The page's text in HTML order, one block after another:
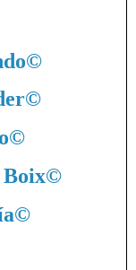
©
©
©
Boix©
©